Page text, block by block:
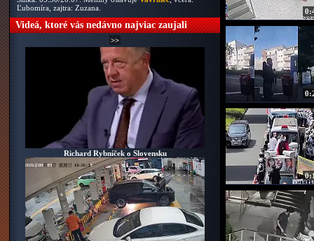
Ľubomíra, zajtra: Zuzana.
Videá, ktoré vás nedávno najviac zaujali
>>
Richard Rybníček o Slovensku
Španielsko inštalovalo
proti migrantom z